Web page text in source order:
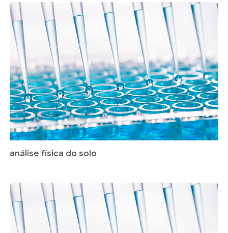
análise física do solo